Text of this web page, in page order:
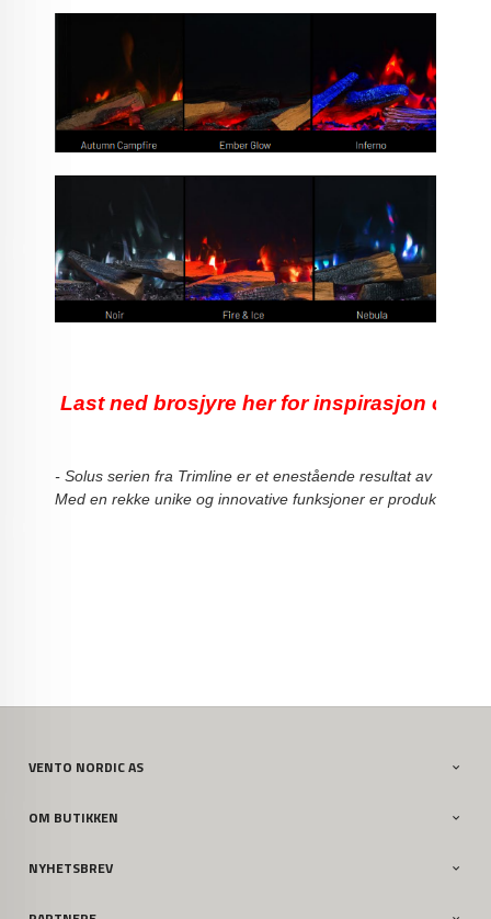
Last ned brosjyre her for inspirasjon og
- Solus serien fra Trimline er et enestående resultat av
Med en rekke unike og innovative funksjoner er produktene i
VENTO NORDIC AS
OM BUTIKKEN
NYHETSBREV